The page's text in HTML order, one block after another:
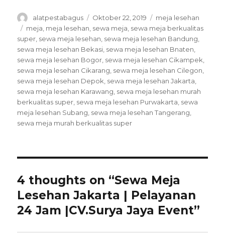
Author
alatpestabagus
Posted
on
Oktober 22, 2019 Categories
meja lesehan
Tags
meja meja lesehan sewa meja sewa meja berkualitas
super sewa meja lesehan sewa meja lesehan Bandung
sewa meja lesehan Bekasi sewa meja lesehan Bnaten
sewa meja lesehan Bogor sewa meja lesehan Cikampek
sewa meja lesehan Cikarang sewa meja lesehan Cilegon
sewa meja lesehan Depok sewa meja lesehan Jakarta
sewa meja lesehan Karawang sewa meja lesehan murah
berkualitas super sewa meja lesehan Purwakarta sewa
meja lesehan Subang sewa meja lesehan Tangerang
sewa meja murah berkualitas super
4 thoughts on “Sewa Meja
Lesehan Jakarta | Pelayanan
24 Jam |CV.Surya Jaya Event”